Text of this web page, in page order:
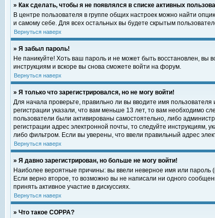
» Как сделать, чтобы я не появлялся в списке активных
В центре пользователя в группе общих настроек можно найти
и самому себе. Для всех остальных вы будете скрытым
Вернуться наверх
» Я забыл пароль!
Не паникуйте! Хоть ваш пароль и не может быть восстановлен, вы
инструкциям и вскоре вы снова сможете войти на форум.
Вернуться наверх
» Я только что зарегистрировался, но не могу войти!
Для начала проверьте, правильно ли вы вводите имя
регистрации указали, что вам меньше 13 лет, то вам необходимо
пользователи были активированы самостоятельно, либо
регистрации адрес электронной почты, то следуйте
либо фильтром. Если вы уверены, что ввели правильный адрес
Вернуться наверх
» Я давно зарегистрирован, но больше не могу войти!
Наиболее вероятные причины: вы ввели неверное имя или пароль
Если верно второе, то возможно вы не написали ни одного
принять активное участие в дискуссиях.
Вернуться наверх
» Что такое COPPA?